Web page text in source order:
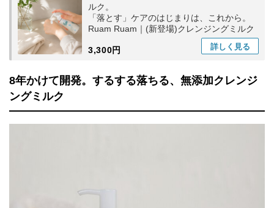
ルク。
「落とす」ケアのはじまりは、これから。
Ruam Ruam｜(新登場)クレンジングミルク
3,300円 詳しく 見る
8年かけて開発。するする落ちる、無添加クレンジ
ングミルク